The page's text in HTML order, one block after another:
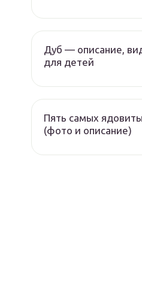
Дуб — описание,
для детей
Пять самых
(фото и описание)